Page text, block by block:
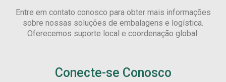
Entre em contato conosco para obter mais informações
sobre nossas soluções de embalagens e logística.
Oferecemos suporte local e coordenação global.
Conecte-se Conosco